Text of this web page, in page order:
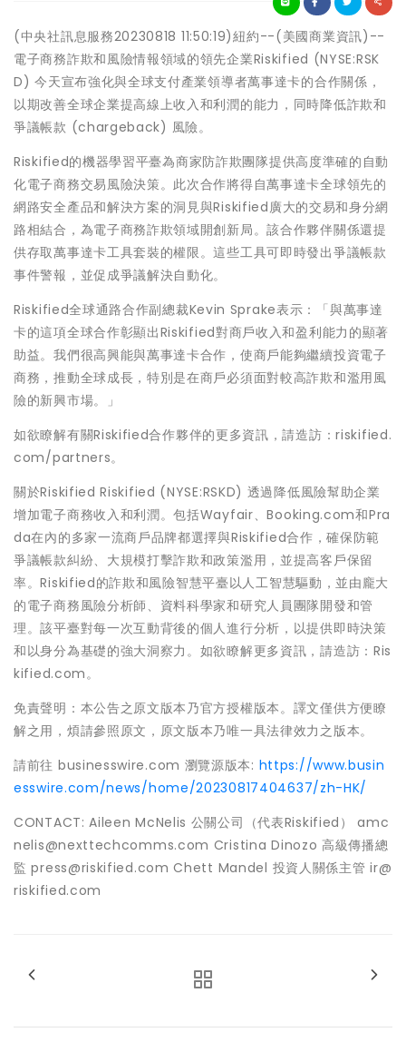
(中央社訊息服務20230818 11:50:19)紐約--(美國商業資訊)--
電子商務詐欺和風險情報領域的領先企業Riskified (NYSE:RSK
D) 今天宣布強化與全球支付產業領導者萬事達卡的合作關係，
以期改善全球企業提高線上收入和利潤的能力，同時降低詐欺和
爭議帳款 (chargeback) 風險。
Riskified的機器學習平臺為商家防詐欺團隊提供高度準確的自動
化電子商務交易風險決策。此次合作將得自萬事達卡全球領先的
網路安全產品和解決方案的洞見與Riskified廣大的交易和身分網
路相結合，為電子商務詐欺領域開創新局。該合作夥伴關係還提
供存取萬事達卡工具套裝的權限。這些工具可即時發出爭議帳款
事件警報，並促成爭議解決自動化。
Riskified全球通路合作副總裁Kevin Sprake表示：「與萬事達
卡的這項全球合作彰顯出Riskified對商戶收入和盈利能力的顯著
助益。我們很高興能與萬事達卡合作，使商戶能夠繼續投資電子
商務，推動全球成長，特別是在商戶必須面對較高詐欺和濫用風
險的新興市場。」
如欲瞭解有關Riskified合作夥伴的更多資訊，請造訪：riskified.
com/partners。
關於Riskified Riskified (NYSE:RSKD) 透過降低風險幫助企業
增加電子商務收入和利潤。包括Wayfair、Booking.com和Pra
da在內的多家一流商戶品牌都選擇與Riskified合作，確保防範
爭議帳款糾紛、大規模打擊詐欺和政策濫用，並提高客戶保留
率。Riskified的詐欺和風險智慧平臺以人工智慧驅動，並由龐大
的電子商務風險分析師、資料科學家和研究人員團隊開發和管
理。該平臺對每一次互動背後的個人進行分析，以提供即時決策
和以身分為基礎的強大洞察力。如欲瞭解更多資訊，請造訪：Ris
kified.com。
免責聲明：本公告之原文版本乃官方授權版本。譯文僅供方便瞭
解之用，煩請參照原文，原文版本乃唯一具法律效力之版本。
請前往 businesswire.com 瀏覽源版本: https://www.busin
esswire.com/news/home/20230817404637/zh-HK/
CONTACT: Aileen McNelis 公關公司（代表Riskified） amc
nelis@nexttechcomms.com Cristina Dinozo 高級傳播總
監 press@riskified.com Chett Mandel 投資人關係主管 ir@
riskified.com